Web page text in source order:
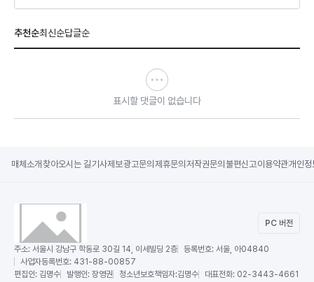
추천순최신순답글순
표시할 댓글이 없습니다
매체소개 찾아오시는 길기사제보광고문의 제휴문의 저작권문의 불편신고이용약관개인정
PC 버전
주소: 서울시 강남구 학동로 30길 14, 이세빌딩 2층 등록번호: 서울, 아04840
사업자등록번호: 431-88-00857
편집인: 김명수 발행인: 장영권 청소년보호책임자:김명수 대표전화: 02-3443-4661